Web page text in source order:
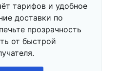
тарифов и удобное
доставки по
прозрачность
от быстрой